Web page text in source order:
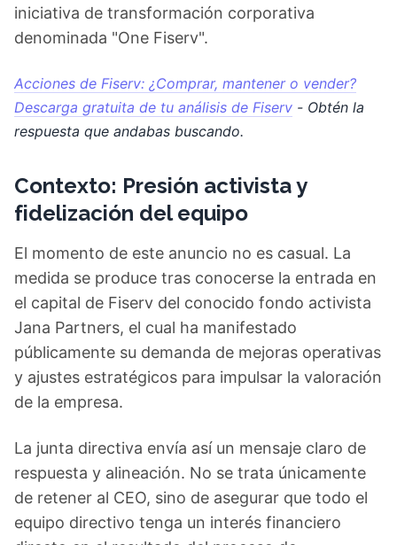
iniciativa de transformación corporativa
denominada "One Fiserv".
Acciones de Fiserv: ¿Comprar, mantener o vender?
Descarga gratuita de tu análisis de Fiserv - Obtén la
respuesta que andabas buscando.
Contexto: Presión activista y
fidelización del equipo
El momento de este anuncio no es casual. La
medida se produce tras conocerse la entrada en
el capital de Fiserv del conocido fondo activista
Jana Partners, el cual ha manifestado
públicamente su demanda de mejoras operativas
y ajustes estratégicos para impulsar la valoración
de la empresa.
La junta directiva envía así un mensaje claro de
respuesta y alineación. No se trata únicamente
de retener al CEO, sino de asegurar que todo el
equipo directivo tenga un interés financiero